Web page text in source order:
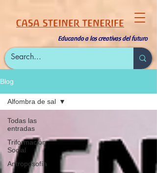
CASA STEINER TENERIFE
Educando a los creativas del futuro
Blog
Todas las
entradas
Triformación
Social
Antroposofía
Alfombra de sal